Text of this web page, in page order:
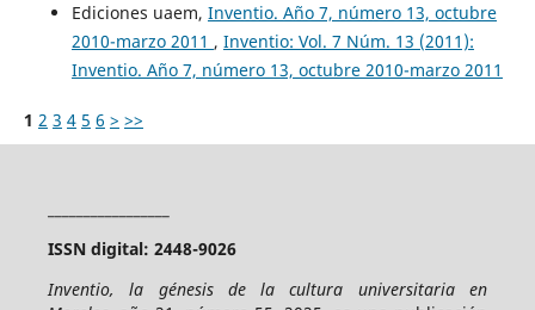
Ediciones uaem, Inventio. Año 7, número 13, octubre
2010-marzo 2011 , Inventio: Vol. 7 Núm. 13 (2011):
Inventio. Año 7, número 13, octubre 2010-marzo 2011
1 2 3 4 5 6 > >>
ISSN digital: 2448-9026
Inventio, la génesis de la cultura universitaria en